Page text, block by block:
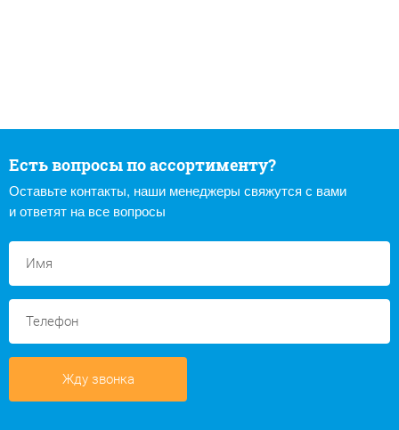
Есть вопросы по ассортименту?
Оставьте контакты, наши менеджеры свяжутся с вами
и ответят на все вопросы
Жду звонка